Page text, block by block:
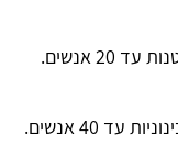
אנשים.
40 אנשים.